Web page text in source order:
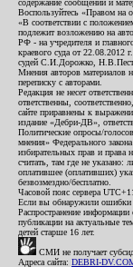
содержание сообщений и
Воспользуйтесь «Правом на
«В соответствии с
подлежит возложению на
РФ - на учредителя и
краевого суда от 22.08.2012
судей С.И.Дорожко,
Мнения авторов материалов
переписку с авторами.
Редакция не несет
ответственны,
сайте приравнены к
издание «Дебри-ДВ»,
Политические опросы/
мнения» Федерального
избирательных прав и права
считать, там где не указано:
оплатившее (оплативших)
безвозмездно/бесплатно.
Часовой пояс сервера
Если вы обнаружили ошибки
Распространение
публикации на актуальные
детей старше 16 лет.
СМИ не получает
Адреса сайта: DEBRI-